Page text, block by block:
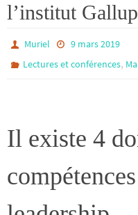
l’institut Gallup
Muriel
9 mars 2019
Lectures et conférences,
Il existe 4